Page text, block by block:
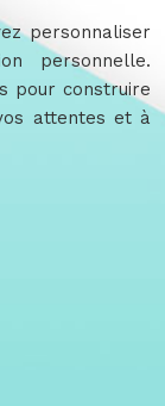
personnaliser
personnelle.
pour construire
attentes et à